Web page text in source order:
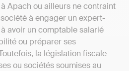
Apach ou ailleurs ne contraint
à engager un expert-
avoir un comptable salarié
ou préparer ses
la législation fiscale
ou sociétés soumises au